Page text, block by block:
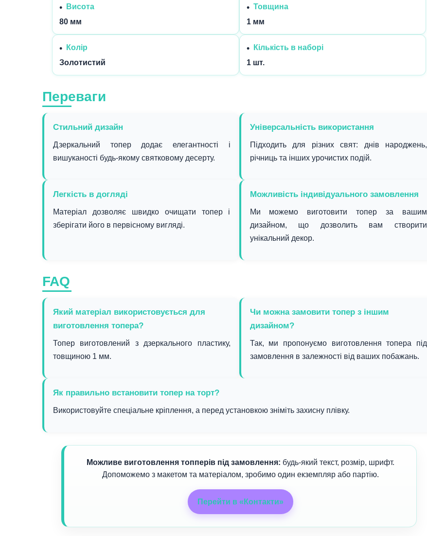
Висота
80 мм
Товщина
1 мм
Колір
Золотистий
Кількість в наборі
1 шт.
Переваги
Стильний дизайн
Дзеркальний топер додає елегантності і
вишуканості будь-якому святковому десерту.
Універсальність використання
Підходить для різних свят: днів народжень,
річниць та інших урочистих подій.
Легкість в догляді
Матеріал дозволяє швидко очищати топер і
зберігати його в первісному вигляді.
Можливість індивідуального замовлення
Ми можемо виготовити топер за вашим
дизайном, що дозволить вам створити
унікальний декор.
FAQ
Який матеріал використовується для
виготовлення топера?
Топер виготовлений з дзеркального пластику,
товщиною 1 мм.
Чи можна замовити топер з іншим
дизайном?
Так, ми пропонуємо виготовлення топера під
замовлення в залежності від ваших побажань.
Як правильно встановити топер на торт?
Використовуйте спеціальне кріплення, а перед установкою зніміть захисну плівку.
Можливе виготовлення топперів під замовлення: будь-який текст, розмір, шрифт.
Допоможемо з макетом та матеріалом, зробимо один екземпляр або партію.
Перейти в «Контакти»